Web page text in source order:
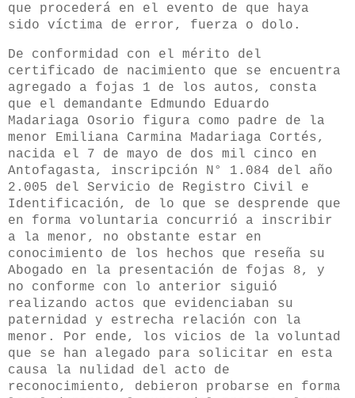
que procederá en el evento de que haya
sido víctima de error, fuerza o dolo.
De conformidad con el mérito del
certificado de nacimiento que se encuentra
agregado a fojas 1 de los autos, consta
que el demandante Edmundo Eduardo
Madariaga Osorio figura como padre de la
menor Emiliana Carmina Madariaga Cortés,
nacida el 7 de mayo de dos mil cinco en
Antofagasta, inscripción N° 1.084 del año
2.005 del Servicio de Registro Civil e
Identificación, de lo que se desprende que
en forma voluntaria concurrió a inscribir
a la menor, no obstante estar en
conocimiento de los hechos que reseña su
Abogado en la presentación de fojas 8, y
no conforme con lo anterior siguió
realizando actos que evidenciaban su
paternidad y estrecha relación con la
menor. Por ende, los vicios de la voluntad
que se han alegado para solicitar en esta
causa la nulidad del acto de
reconocimiento, debieron probarse en forma